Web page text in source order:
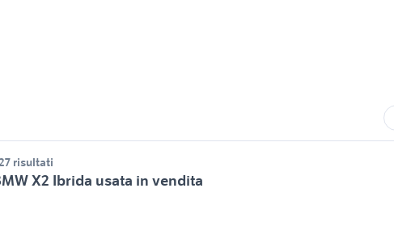
risultati
X2 Ibrida usata in vendita